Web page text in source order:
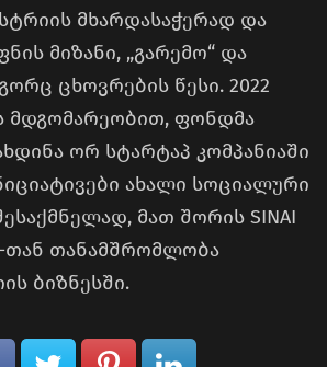
მხარდასაჭერად და
მიზანი, „გარემო“ და
ცხოვრების წესი. 2022
მდგომარეობით, ფონდმა
ორ სტარტაპ კომპანიაში
ახალი სოციალური
მათ შორის SINAI
თან თანამშრომლობა
ბიზნესში.